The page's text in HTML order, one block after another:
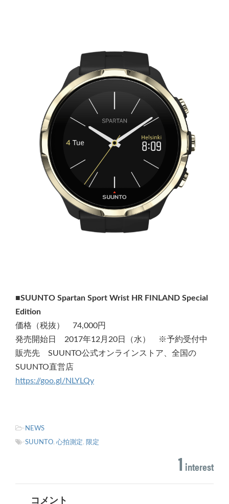
■SUUNTO Spartan Sport Wrist HR FINLAND Special
Edition
価格（税抜） 74,000円
発売開始日 2017年12月20日（水） ※予約受付中
販売先 SUUNTO公式オンラインストア、全国の
SUUNTO直営店
https://goo.gl/NLYLQy
- NEWS
-SUUNTO, 心拍測定, 限定
1 interest
コメント